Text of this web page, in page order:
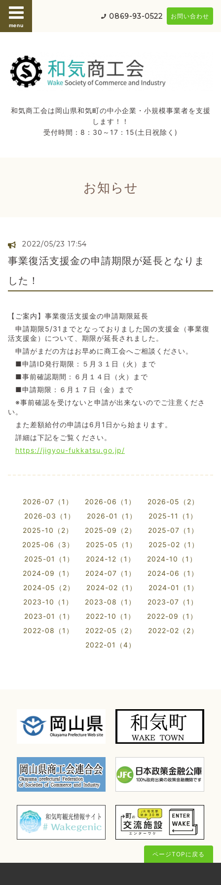
menu
0869-93-0522 お問い合わせ
和気商工会は岡山県和気町の中小企業・小規模事業者を支援
します！！
受付時間：8：30～17：15(土日祝除く)
お知らせ
2022/05/23 17:54
事業復活支援金の申請期限が延長となりま
した！
【ご案内】事業復活支援金の申請期限延長
申請期限5/31までとなっておりました国の支援金（事業復
活支援金）について、期限が延長されました。
申請がまだの方はお早めに商工会へご相談ください。
■申請ID発行期限：５月３１日（火）まで
■事前確認期間：６月１４日（火）まで
■申請期限：６月１７日（金）まで
※事前確認を受けないと申請が出来ないのでご注意くださ
い。
また差額給付の申請は6月1日から始まります。
詳細は下記をご覧ください。
https://jigyou-fukkatsu.go.jp/
2026-07（1） 2026-06（1）
2026-05（2）
2026-03（1）
2026-01（1）
2025-11（1）
2025-10（2）
2025-09（2）
2025-07（1）
2025-06（3）
2025-05（1）
2025-02（1）
2025-01（1）
2024-12（1）
2024-10（1）
2024-09（1）
2024-07（1）
2024-06（1）
2024-05（2）
2024-02（1）
2024-01（1）
2023-10（1）
2023-08（1）
2023-07（1）
2023-01（1）
2022-10（1）
2022-09（1）
2022-08（1）
2022-05（2）
2022-02（2）
2022-01（4）
ページTOPに戻る